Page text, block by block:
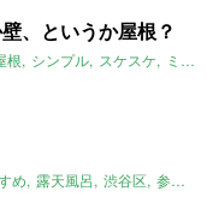
、というか屋根？
根 シンプル スケスケ ミニマム
め 露天風呂 渋谷区 参宮橋駅